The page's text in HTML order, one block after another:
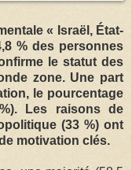
« Israël, État-
% des personnes
le statut des
zone. Une part
le pourcentage
Les raisons de
(33 %) ont
motivation clés.